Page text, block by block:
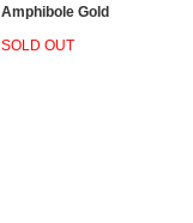
Amphibole Gold
SOLD OUT